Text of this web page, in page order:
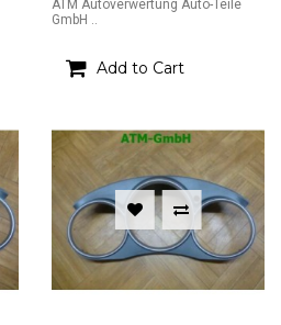
ATM Autoverwertung Auto-Teile
GmbH ..
Add to Cart